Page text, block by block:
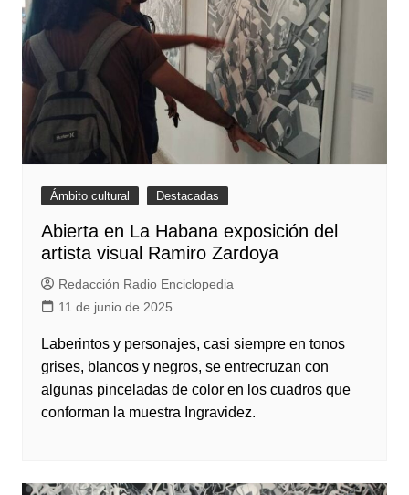
Ámbito cultural Destacadas
Abierta en La Habana exposición del
artista visual Ramiro Zardoya
Redacción Radio Enciclopedia
11 de junio de 2025
Laberintos y personajes, casi siempre en tonos
grises, blancos y negros, se entrecruzan con
algunas pinceladas de color en los cuadros que
conforman la muestra Ingravidez.